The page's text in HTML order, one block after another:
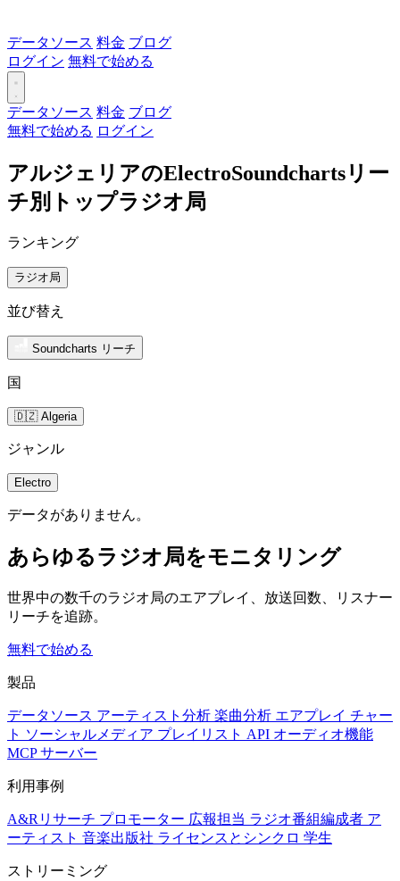
データソース 料金 ブログ
ログイン 無料で始める
データソース 料金 ブログ
無料で始める ログイン
アルジェリアのElectroSoundchartsリー
チ別トップラジオ局
ランキング
ラジオ局
並び替え
Soundcharts リーチ
国
🇩🇿 Algeria
ジャンル
Electro
データがありません。
あらゆるラジオ局をモニタリング
世界中の数千のラジオ局のエアプレイ、放送回数、リスナー
リーチを追跡。
無料で始める
製品
データソース アーティスト分析 楽曲分析 エアプレイ チャー
ト ソーシャルメディア プレイリスト API オーディオ機能
MCP サーバー
利用事例
A&Rリサーチ プロモーター 広報担当 ラジオ番組編成者 ア
ーティスト 音楽出版社 ライセンスとシンクロ 学生
ストリーミング